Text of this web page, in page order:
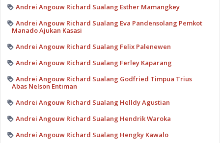
Andrei Angouw Richard Sualang Esther Mamangkey
Andrei Angouw Richard Sualang Eva Pandensolang Pemkot
Manado Ajukan Kasasi
Andrei Angouw Richard Sualang Felix Palenewen
Andrei Angouw Richard Sualang Ferley Kaparang
Andrei Angouw Richard Sualang Godfried Timpua Trius
Abas Nelson Entiman
Andrei Angouw Richard Sualang Helldy Agustian
Andrei Angouw Richard Sualang Hendrik Waroka
Andrei Angouw Richard Sualang Hengky Kawalo